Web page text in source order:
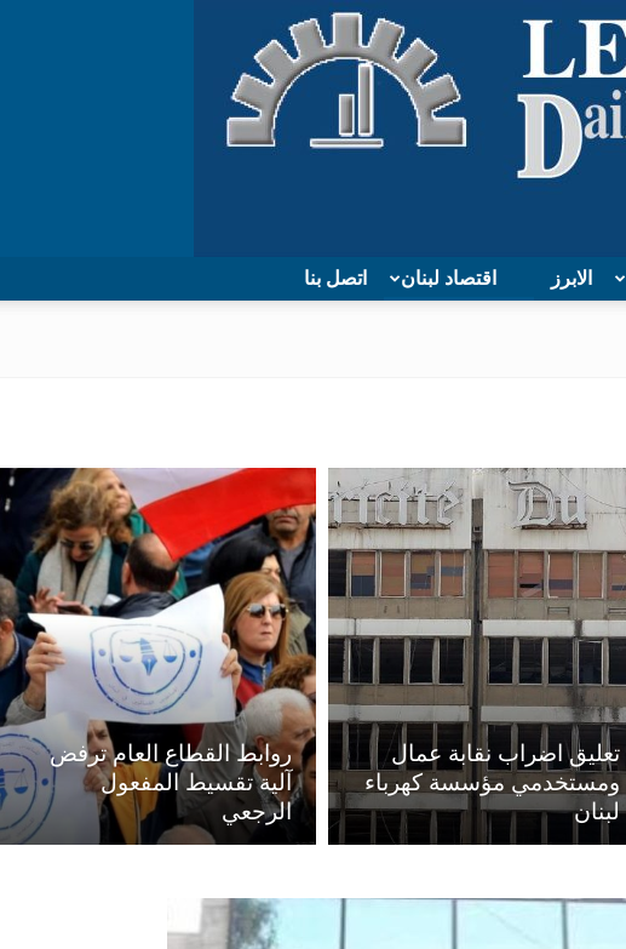
اتصل بنا اقتصاد لبنان الابرز
روابط القطاع العام ترفض
آلية تقسيط المفعول
الرجعي
تعليق اضراب نقابة عمال
ومستخدمي مؤسسة كهرباء
لبنان